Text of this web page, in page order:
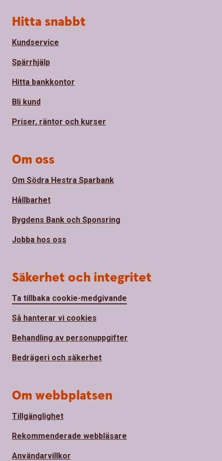
Sidfot
Hitta snabbt
Kundservice
Spärrhjälp
Hitta bankkontor
Bli kund
Priser, räntor och kurser
Om oss
Om Södra Hestra Sparbank
Hållbarhet
Bygdens Bank och Sponsring
Jobba hos oss
Säkerhet och integritet
Ta tillbaka cookie-medgivande
Så hanterar vi cookies
Behandling av personuppgifter
Bedrägeri och säkerhet
Om webbplatsen
Tillgänglighet
Rekommenderade webbläsare
Användarvillkor